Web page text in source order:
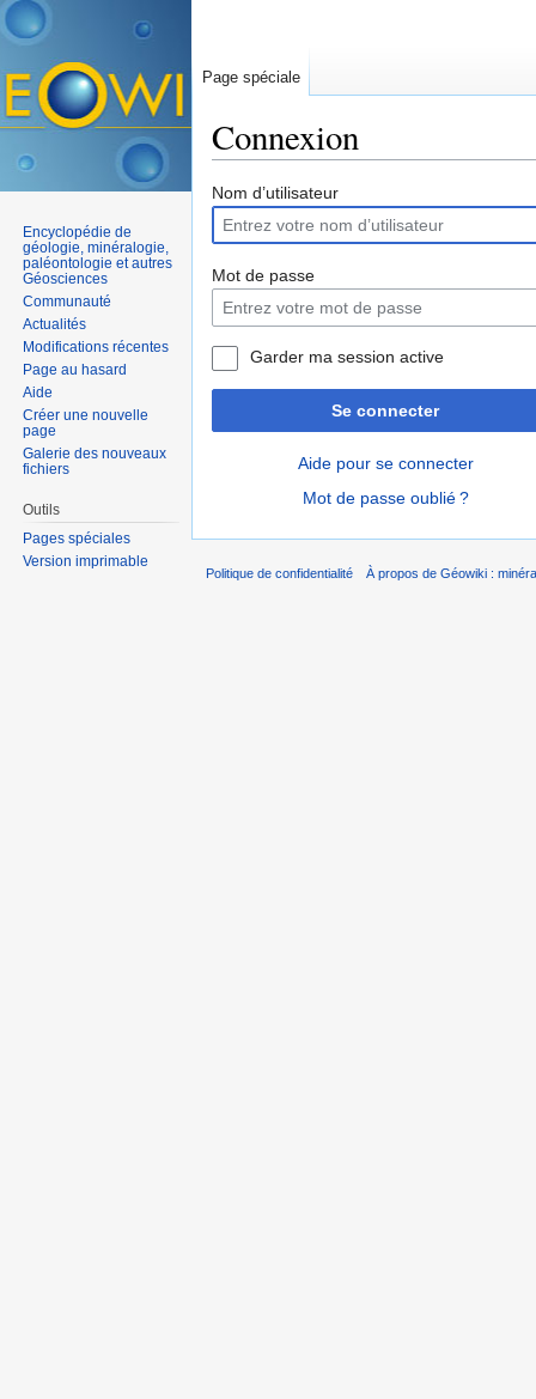
Connexion
Nom d’utilisateur
Mot de passe
Garder ma session active
Se connecter
Aide pour se connecter
Mot de passe oublié ?
Page spéciale
Encyclopédie de
géologie, minéralogie,
paléontologie et autres
Géosciences
Communauté
Actualités
Modifications récentes
Page au hasard
Aide
Créer une nouvelle
page
Galerie des nouveaux
fichiers
Outils
Pages spéciales
Version imprimable
Politique de confidentialité À propos de Géowiki :